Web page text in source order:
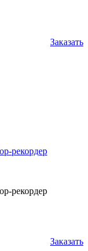
Заказать
рекордер
рекордер
Заказать